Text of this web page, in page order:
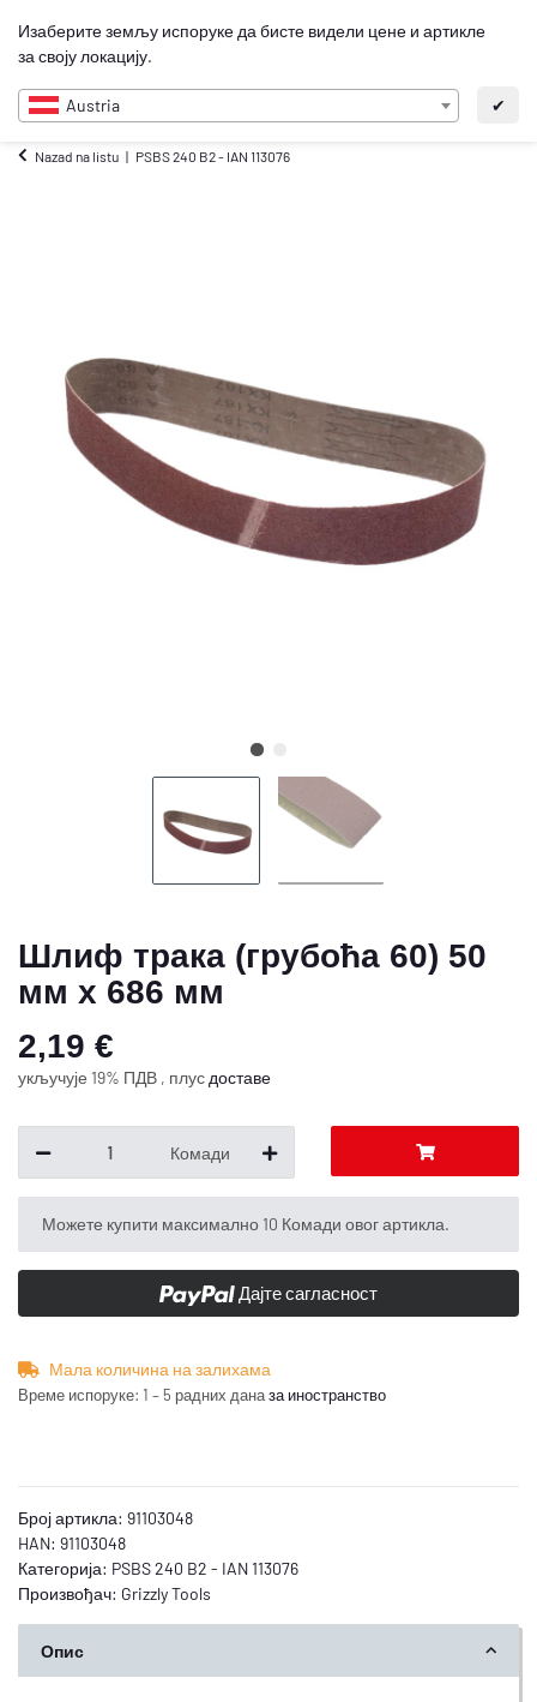
Изаберите земљу испоруке да бисте видели цене и артикле
за своју локацију.
Austria ✔
SR
Nazad na listu PSBS 240 B2 - IAN 113076
Шлиф трака (грубоћа 60) 50
мм x 686 мм
2,19 €
укључује 19% ПДВ , плус доставе
Комади
x
Можете купити максимално 10 Комади овог артикла.
Дајте сагласност
Мала количина на залихама
Време испоруке: 1 – 5 радних даназа иностранство
Број артикла: 91103048
HAN: 91103048
Категорија: PSBS 240 B2 - IAN 113076
Произвођач: Grizzly Tools
Опис